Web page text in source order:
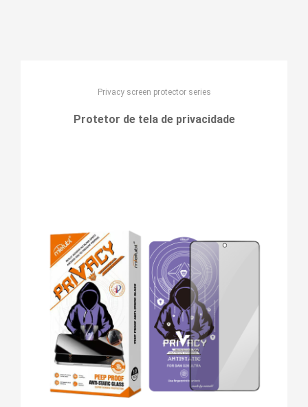
Privacy screen protector series
Protetor de tela de privacidade